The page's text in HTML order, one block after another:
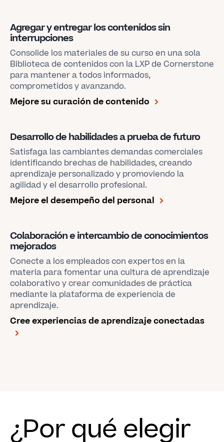
Agregar y entregar los contenidos sin
interrupciones
Consolide los materiales de su curso en una sola
Biblioteca de contenidos con la LXP de Cornerstone
para mantener a todos informados,
comprometidos y avanzando.
Mejore su curación de contenido
Desarrollo de habilidades a prueba de futuro
Satisfaga las cambiantes demandas comerciales
identificando brechas de habilidades, creando
aprendizaje personalizado y promoviendo la
agilidad y el desarrollo profesional.
Mejore el desempeño del personal
Colaboración e intercambio de conocimientos
mejorados
Conecte a los empleados con expertos en la
materia para fomentar una cultura de aprendizaje
colaborativo y crear comunidades de práctica
mediante la plataforma de experiencia de
aprendizaje.
Cree experiencias de aprendizaje conectadas
¿Por qué elegir